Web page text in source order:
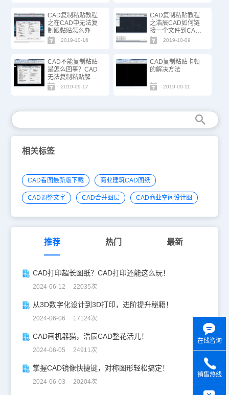
CAD复制粘贴教程
之在CAD中无法复
制跟黏贴怎么办
2019-10-16
CAD复制粘贴教程
之浩辰CAD如何链
接一个文件到CAD
图形
2019-10-09
CAD不能复制粘贴
是怎么回事？CAD
无法复制粘贴解决
办法
2019-09-17
CAD复制粘贴卡顿
的解决方法
2019-09-11
相关标签
CAD看图最新版下载 商业建筑CAD图纸
CAD调整文字 CAD合并图层 CAD商业空间设计图
推荐 热门 最新
CAD打印超长图纸？CAD打印还能这么玩！
2024-06-12 22035次
从3D数字化设计到3D打印，进阶提升秘籍！
2024-06-06 17124次
CAD画机器猫，浩辰CAD整花活儿！
2024-06-05 24911次
掌握CAD镜像快捷键，对称图形轻松搞定！
2024-06-03 20204次
在线咨询
销售热线